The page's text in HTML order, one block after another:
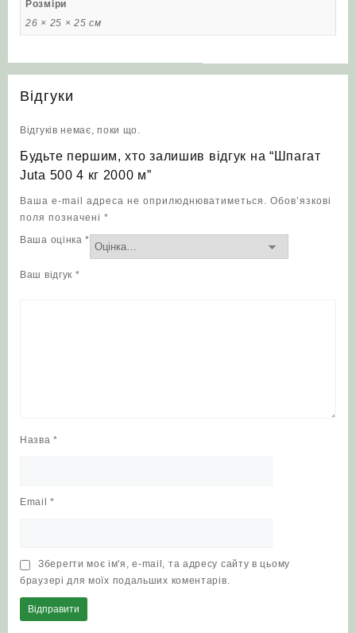
Розміри
26 × 25 × 25 см
Відгуки
Відгуків немає, поки що.
Будьте першим, хто залишив відгук на “Шпагат
Juta 500 4 кг 2000 м”
Ваша e-mail адреса не оприлюднюватиметься. Обов’язкові
поля позначені *
Ваша оцінка*
Ваш відгук *
Назва*
Email*
Зберегти моє ім'я, e-mail, та адресу сайту в цьому
браузері для моїх подальших коментарів.